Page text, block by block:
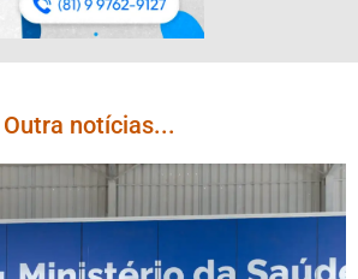
Outra notícias...